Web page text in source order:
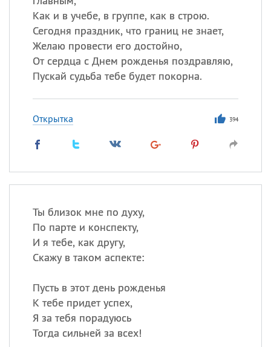
Как и в учебе, в группе, как в строю.
Сегодня праздник, что границ не знает,
Желаю провести его достойно,
От сердца с Днем рожденья поздравляю,
Пускай судьба тебе будет покорна.
Открытка 394
Ты близок мне по духу,
По парте и конспекту,
И я тебе, как другу,
Скажу в таком аспекте:
Пусть в этот день рожденья
К тебе придет успех,
Я за тебя порадуюсь
Тогда сильней за всех!